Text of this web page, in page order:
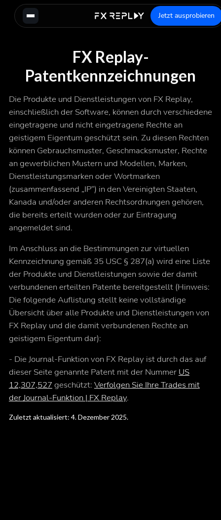
Jetzt ausprobieren
FX Replay-
Patentkennzeichnungen
Die Produkte und Dienstleistungen von FX Replay,
einschließlich der Software, können durch verschiedene
eingetragene und nicht eingetragene Rechte an
geistigem Eigentum geschützt sein. Zu diesen Rechten
können Gebrauchsmuster, Geschmacksmuster, Rechte
an gewerblichen Mustern und Modellen, Marken,
Dienstleistungsmarken oder Wortmarken
(zusammenfassend „IP“) in den Vereinigten Staaten,
Kanada und/oder anderen Rechtsordnungen gehören,
die bereits erteilt wurden oder zur Eintragung
angemeldet sind.
Im Anschluss an die Bestimmungen zur virtuellen
Kennzeichnung gemäß 35 USC § 287(a) wird eine Liste
der Produkte und Dienstleistungen sowie der damit
verbundenen erteilten Patente bereitgestellt (Hinweis:
Die folgende Auflistung stellt keine vollständige
Übersicht über alle Produkte und Dienstleistungen von
FX Replay und die damit verbundenen Rechte an
geistigem Eigentum dar):
- Die Journal-Funktion von FX Replay ist durch das auf
dieser Seite genannte Patent mit der Nummer US
12,307,527 geschützt: Verfolgen Sie Ihre Trades mit
der Journal-Funktion | FX Replay.
Zuletzt aktualisiert: 4. Dezember 2025.